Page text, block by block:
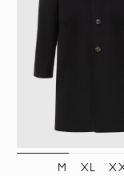
M XL